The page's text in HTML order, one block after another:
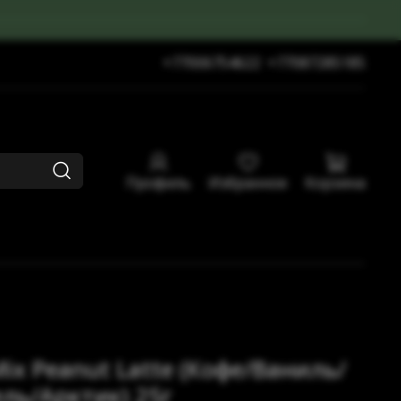
+77006754622 +77087285185
Профиль Избранное Корзина
Peanut Latte (Кофе/Ваниль/